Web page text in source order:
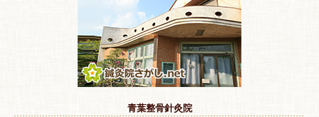
よくある質問
ホームケア
特 集
お悩み解決！
青葉整骨針灸院